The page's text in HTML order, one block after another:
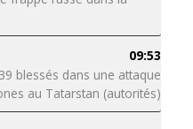
09:53
blessés dans une attaque
au Tatarstan (autorités)